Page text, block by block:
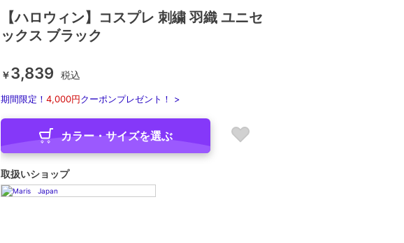
【ハロウィン】コスプレ 刺繍 羽織 ユニセ
ックス ブラック
￥3,839 税込
期間限定！ 4,000円クーポンプレゼント！ >
カラー・サイズを選ぶ
取扱いショップ